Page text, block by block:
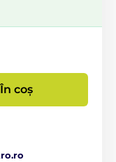
În coș